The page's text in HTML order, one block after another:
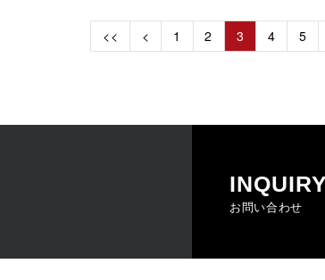
<< < 1 2 3 4 5
INQUIRY
お問い合わせ